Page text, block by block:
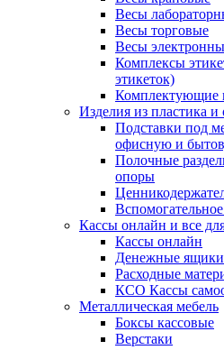
Весы
Весы торговые
Весы
Комплексы
этикеток)
Комплектующие
Изделия из пластика и
Подставки под
офисную и
Полочные
опоры
Кассы онлайн и все
Кассы онлайн
Денежные ящики
Расходные
КСО Кассы
Металлическая мебель
Боксы кассовые
Верстаки